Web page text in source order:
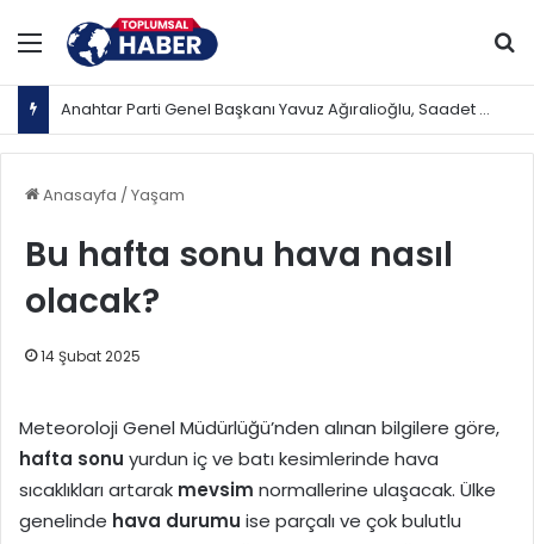
Menü
Anahtar Parti Genel Başkanı Yavuz Ağıralioğlu, Saadet Partisi Genel Başkanı Mahmut Arıkan'ı ağırladı
Anasayfa / Yaşam
Bu hafta sonu hava nasıl
olacak?
14 Şubat 2025
Meteoroloji Genel Müdürlüğü’nden alınan bilgilere göre,
hafta sonu yurdun iç ve batı kesimlerinde hava
sıcaklıkları artarak mevsim normallerine ulaşacak. Ülke
genelinde hava durumu ise parçalı ve çok bulutlu